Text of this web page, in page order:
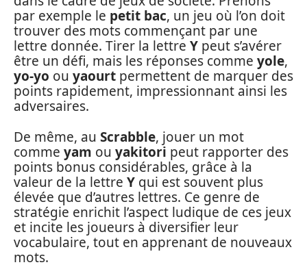
par exemple le petit bac, un jeu où l’on doit
trouver des mots commençant par une
lettre donnée. Tirer la lettre Y peut s’avérer
être un défi, mais les réponses comme yole,
yo-yo ou yaourt permettent de marquer des
points rapidement, impressionnant ainsi les
adversaires.
De même, au Scrabble, jouer un mot
comme yam ou yakitori peut rapporter des
points bonus considérables, grâce à la
valeur de la lettre Y qui est souvent plus
élevée que d’autres lettres. Ce genre de
stratégie enrichit l’aspect ludique de ces jeux
et incite les joueurs à diversifier leur
vocabulaire, tout en apprenant de nouveaux
mots.